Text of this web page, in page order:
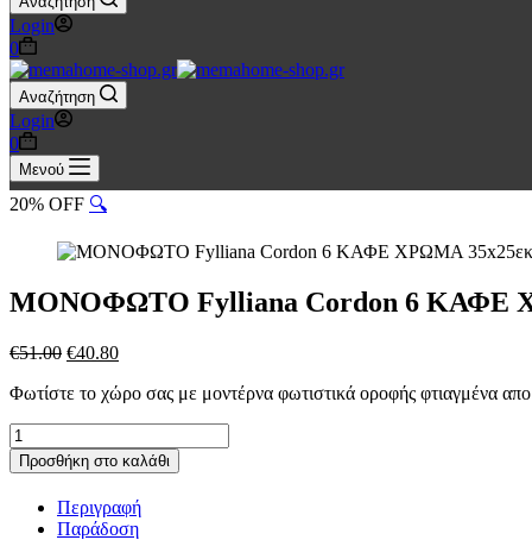
Login
Καλάθι
Αγορών
0
Αναζήτηση
Login
Καλάθι
Αγορών
0
Μενού
20% OFF 🔍
ΜΟΝΟΦΩΤΟ Fylliana Cordon 6 ΚΑΦΕ
€51.00 Original
was:
€40.80Η
τιμή
Φωτίστε το χώρο σας με μοντέρνα φωτιστικά οροφής φτιαγμένα
ΜΟΝΟΦΩΤΟ
Fylliana
Cordon
ΚΑΦΕ
Προσθήκη στο καλάθι
Περιγραφή
Παράδοση